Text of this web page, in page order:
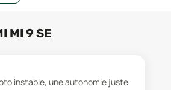
MI 9 SE
instable, une autonomie juste